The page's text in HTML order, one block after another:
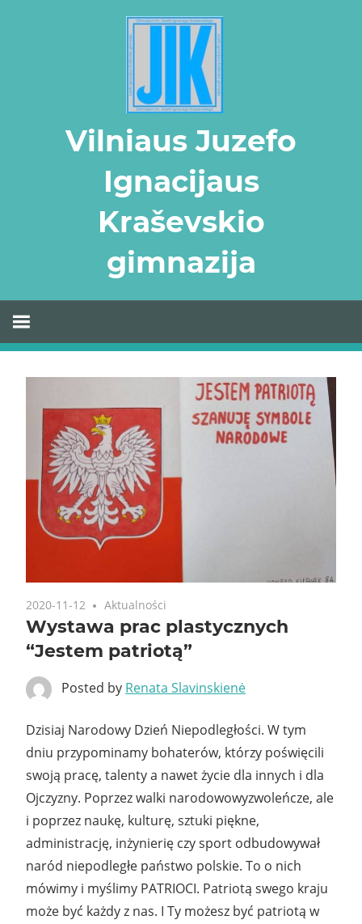
Vilniaus Juzefo
Ignacijaus
Kraševskio
gimnazija
2020-11-12 Aktualności
Wystawa prac plastycznych
“Jestem patriotą”
Posted by Renata Slavinskienė
Dzisiaj Narodowy Dzień Niepodległości. W tym
dniu przypominamy bohaterów, którzy poświęcili
swoją pracę, talenty a nawet życie dla innych i dla
Ojczyzny. Poprzez walki narodowowyzwoleńcze, ale
i poprzez naukę, kulturę, sztuki piękne,
administrację, inżynierię czy sport odbudowywał
naród niepodległe państwo polskie. To o nich
mówimy i myślimy PATRIOCI. Patriotą swego kraju
może być każdy z nas. I Ty możesz być patriotą w